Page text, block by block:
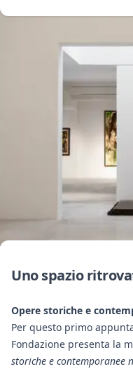
Uno spazio
Opere storiche e
Per questo primo
Fondazione presenta la
storiche e contemporanee